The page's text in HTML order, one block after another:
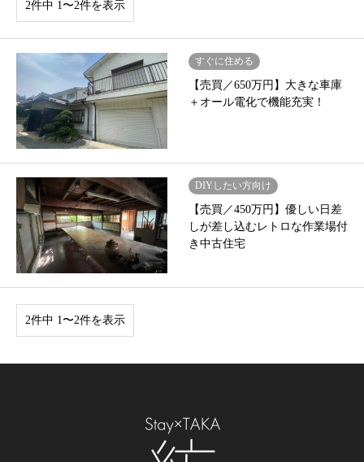
2件中 1〜2件を表示
すぐに住める
【売買／650万円】大きな車庫
＋オール電化で機能充実！
DIYしたい方向け
【売買／450万円】優しい日差
しが差し込むレトロな作業場付
き中古住宅
2件中 1〜2件を表示